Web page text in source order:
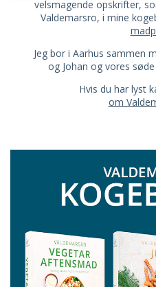
velsmagende opskrifter,
Valdemarsro, i mine
Jeg bor i Aarhus sammen
og Johan og vores
Hvis du har lyst
om